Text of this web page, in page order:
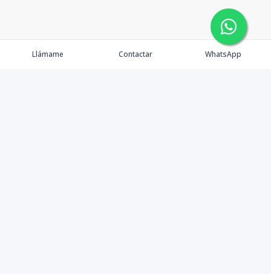
Llámame Contactar WhatsApp